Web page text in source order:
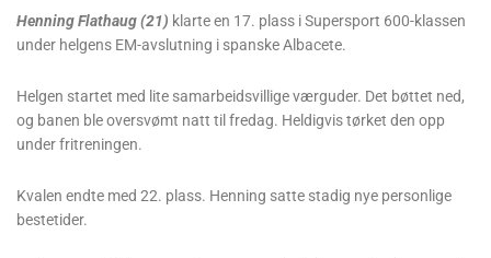
Henning Flathaug (21) klarte en 17. plass i Supersport 600-klassen
under helgens EM-avslutning i spanske Albacete.
Helgen startet med lite samarbeidsvillige værguder. Det bøttet ned,
og banen ble oversvømt natt til fredag. Heldigvis tørket den opp
under fritreningen.
Kvalen endte med 22. plass. Henning satte stadig nye personlige
bestetider.